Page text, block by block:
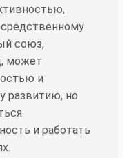
союз,
может
и
развитию, но
и работать